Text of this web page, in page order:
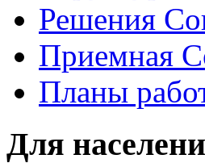
Решения
Приемная
Планы
Для